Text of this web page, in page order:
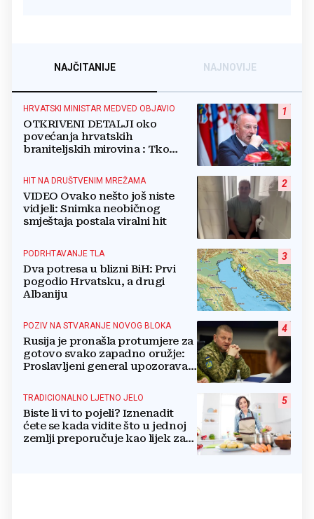
NAJČITANIJE NAJNOVIJE
1
HRVATSKI MINISTAR MEDVED OBJAVIO
OTKRIVENI DETALJI oko
povećanja hrvatskih
braniteljskih mirovina : Tko
2
HIT NA DRUŠTVENIM MREŽAMA
VIDEO Ovako nešto još niste
vidjeli: Snimka neobičnog
smještaja postala viralni hit
3
PODRHTAVANJE TLA
Dva potresa u blizni BiH: Prvi
pogodio Hrvatsku, a drugi
Albaniju
4
POZIV NA STVARANJE NOVOG BLOKA
Rusija je pronašla protumjere za
gotovo svako zapadno oružje:
Proslavljeni general upozorava
5
TRADICIONALNO LJETNO JELO
Biste li vi to pojeli? Iznenadit
ćete se kada vidite što u jednoj
zemlji preporučuje kao lijek za